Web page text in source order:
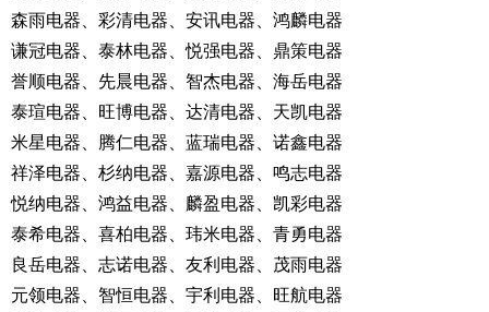
森雨电器、彩清电器、安讯电器、鸿麟电器
谦冠电器、泰林电器、悦强电器、鼎策电器
誉顺电器、先晨电器、智杰电器、海岳电器
泰瑄电器、旺博电器、达清电器、天凯电器
米星电器、腾仁电器、蓝瑞电器、诺鑫电器
祥泽电器、杉纳电器、嘉源电器、鸣志电器
悦纳电器、鸿益电器、麟盈电器、凯彩电器
泰希电器、喜柏电器、玮米电器、青勇电器
良岳电器、志诺电器、友利电器、茂雨电器
元领电器、智恒电器、宇利电器、旺航电器